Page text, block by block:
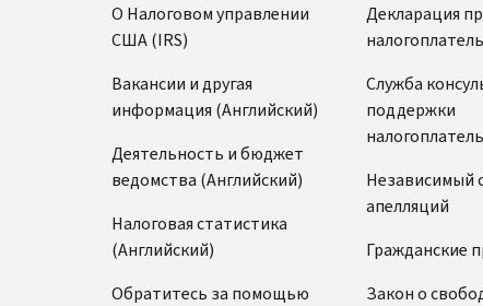
О Налоговом управлении
США (IRS)
Вакансии и другая
информация (Английский)
Деятельность и бюджет
ведомства (Английский)
Налоговая статистика
(Английский)
Обратитесь за помощью
Декларация
Служба
поддержки
Независимый
апелляций
Гражданские
Закон о